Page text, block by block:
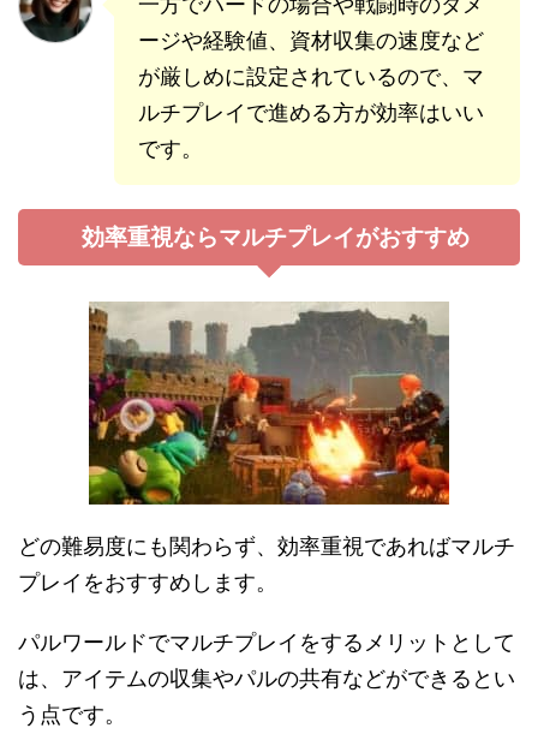
ージや経験値、資材収集の速度など
が厳しめに設定されているので、マ
ルチプレイで進める方が効率はいい
です。
効率重視ならマルチプレイがおすすめ
どの難易度にも関わらず、効率重視であればマルチ
プレイをおすすめします。
パルワールドでマルチプレイをするメリットとして
は、アイテムの収集やパルの共有などができるとい
う点です。